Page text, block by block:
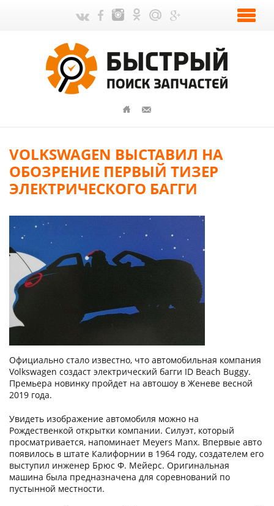
VOLKSWAGEN ВЫСТАВИЛ НА
ОБОЗРЕНИЕ ПЕРВЫЙ ТИЗЕР
ЭЛЕКТРИЧЕСКОГО БАГГИ
Официально стало известно, что автомобильная компания
Volkswagen создаст электрический багги ID Beach Buggy.
Премьера новинку пройдет на автошоу в Женеве весной
2019 года.
Увидеть изображение автомобиля можно на
Рождественкой открытки компании. Силуэт, который
просматривается, напоминает Meyers Manx. Впервые авто
появилось в штате Калифорнии в 1964 году, создателем его
выступил инженер Брюс Ф. Мейерс. Оригинальная
машина была предназначена для соревнований по
пустынной местности.